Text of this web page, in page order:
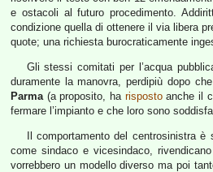
e ostacoli al futuro procedimento.
condizione quella di ottenere il via libera
quote; una richiesta burocraticamente
Gli stessi comitati per l’acqua
duramente la manovra, perdipiù dopo
Parma(a proposito, ha rispostoanche il
fermare l’impianto e che loro sono
Il comportamento del centrosinistra
come sindaco e vicesindaco,
vorrebbero un modello diverso ma poi